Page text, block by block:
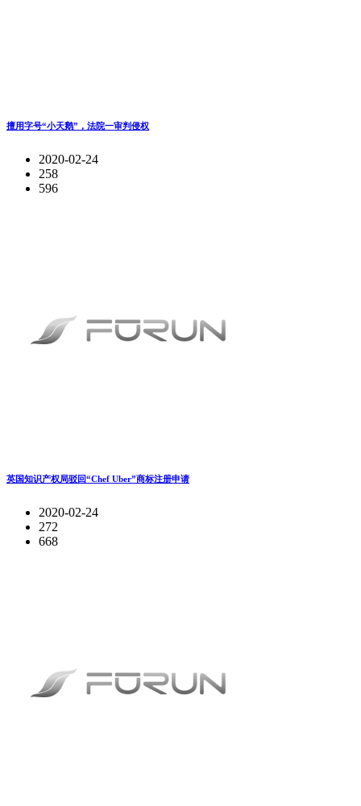
擅用字号“小天鹅”，法院一审判侵权
2020-02-24
258
596
英国知识产权局驳回“Chef Uber”商标注册申请
2020-02-24
272
668